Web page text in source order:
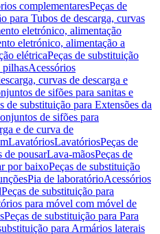
complementaresPeças de
para Tubos de descarga, curvas
eletrónico, alimentação
eletrónico, alimentação a
elétricaPeças de substituição
pilhasAcessórios
curvas de descarga e
de sifões para sanitas e
de substituição para Extensões da
de sifões para
e de curva de
LavatóriosLavatóriosPeças de
de pousarLava-mãosPeças de
por baixoPeças de substituição
Pia de laboratórioAcessórios
Peças de substituição para
para móvel com móvel de
Peças de substituição para Para
para Armários laterais